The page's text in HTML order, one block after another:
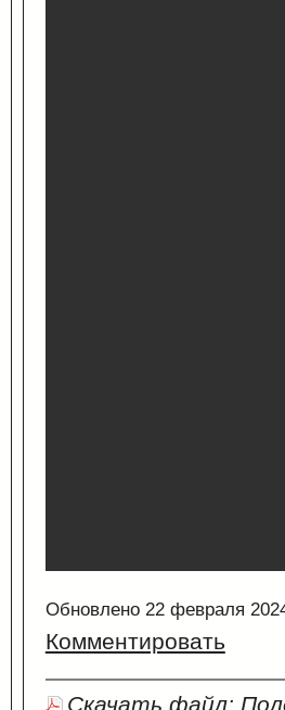
Обновлено 22 февраля
Комментировать
Скачать файл: